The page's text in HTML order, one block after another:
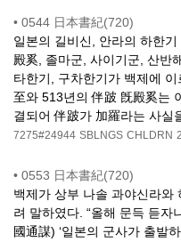
• 0544 日本書紀(720)
일본의 길비신, 안라의 하한
殿奚, 졸마군, 사이기군, 산반
타한기, 구차한기가 백제에
至와 513년의 伴跛 旣殿奚는
결되어 伴跛가 加羅라는 사실
7275#24944 SBLNGS CHLDRN
• 0553 日本書紀(720)
백제가 상부 나솔 과야신라와
려 말하였다. “올해 문득 듣자
國通謀) ‘일본의 군사가 출발